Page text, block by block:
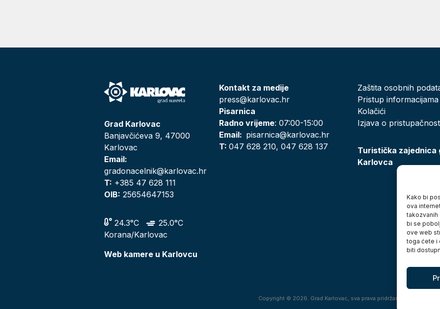
Kako bi
ova
takozvanih
bi se
ove web
toga ćete i
biti
Grad Karlovac
Banjavčićeva 9, 47000
Karlovac
Email:
gradonacelnik@karlovac.hr
T: +385 47 628 111
OIB: 25654647153
24.3°C
25.0°C
Korana/Karlovac
Web kamere u Karlovcu
Kontakt za medije
press@karlovac.hr
Pisarnica
Radno vrijeme: 07:00-15:00
Email: pisarnica@karlovac.hr
T:047 628 210, 047 628 137
Zaštita osobnih
Pristup informacijama
Kolačići
Izjava o
Turistička zajednica
Karlovca
Copyright © 2026. Grad Karlovac, sva prava pridržana